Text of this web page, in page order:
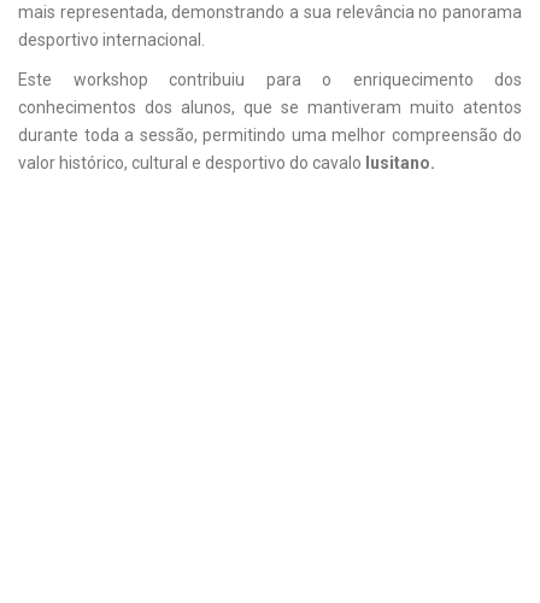
mais representada, demonstrando a sua relevância no panorama
desportivo internacional.
Este workshop contribuiu para o enriquecimento dos
conhecimentos dos alunos, que se mantiveram muito atentos
durante toda a sessão, permitindo uma melhor compreensão do
valor histórico, cultural e desportivo do cavalo lusitano.